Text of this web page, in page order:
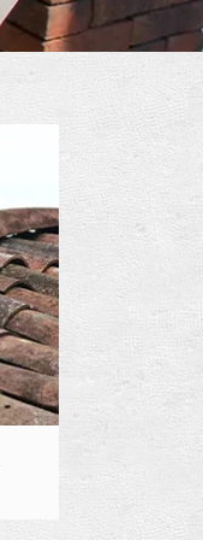
RÉPARATEUR,